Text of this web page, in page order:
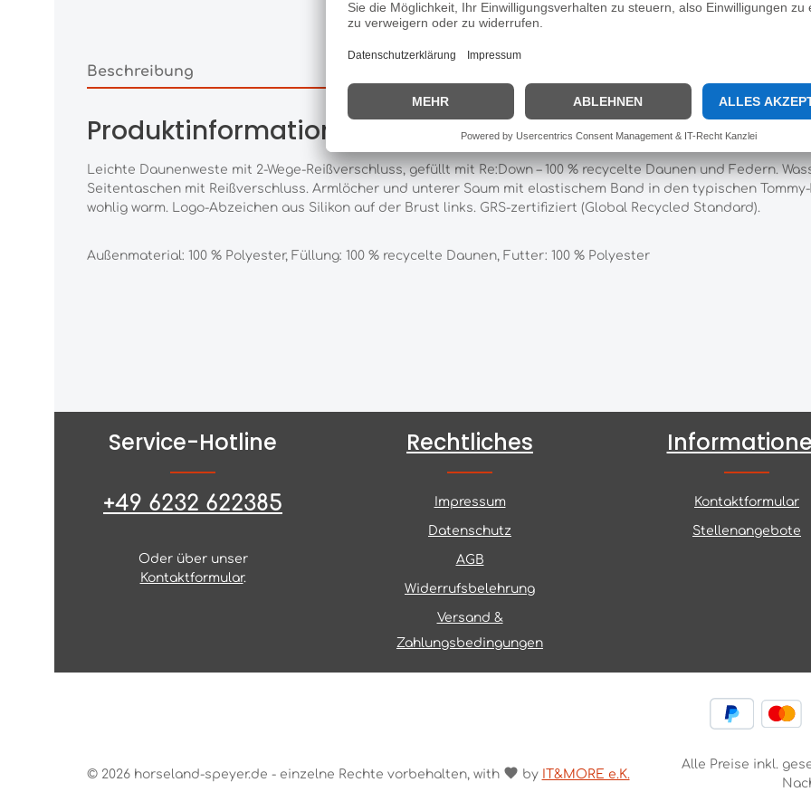
Hersteller:
Beschreibung
Produktinformationen "TH Leichte Damen Daunenwese
Leichte Daunenweste mit 2-Wege-Reißverschluss, gefüllt mit Re:Down – 100 % recycelte Daunen und Federn.
Seitentaschen mit Reißverschluss. Armlöcher und unterer Saum mit elastischem Band in den typischen
wohlig warm. Logo-Abzeichen aus Silikon auf der Brust links. GRS-zertifiziert (Global Recycled Standard).
Außenmaterial: 100 % Polyester, Füllung: 100 % recycelte Daunen, Futter: 100 % Polyester
Service-Hotline
+49 6232 622385
Oder über unser
Kontaktformular.
Rechtliches
Impressum
Datenschutz
AGB
Widerrufsbelehrung
Versand &
Zahlungsbedingungen
Kontaktformular
Stellenangebote
© 2026 horseland-speyer.de - einzelne Rechte vorbehalten, with by IT&MORE e.K.
Alle Preise inkl.